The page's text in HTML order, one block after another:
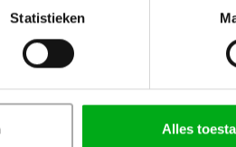
Statistieken
Alles